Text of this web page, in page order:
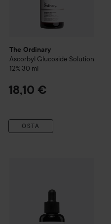
The Ordinary
Ascorbyl Glucoside Solution
12% 30 ml
18,10 €
OSTA